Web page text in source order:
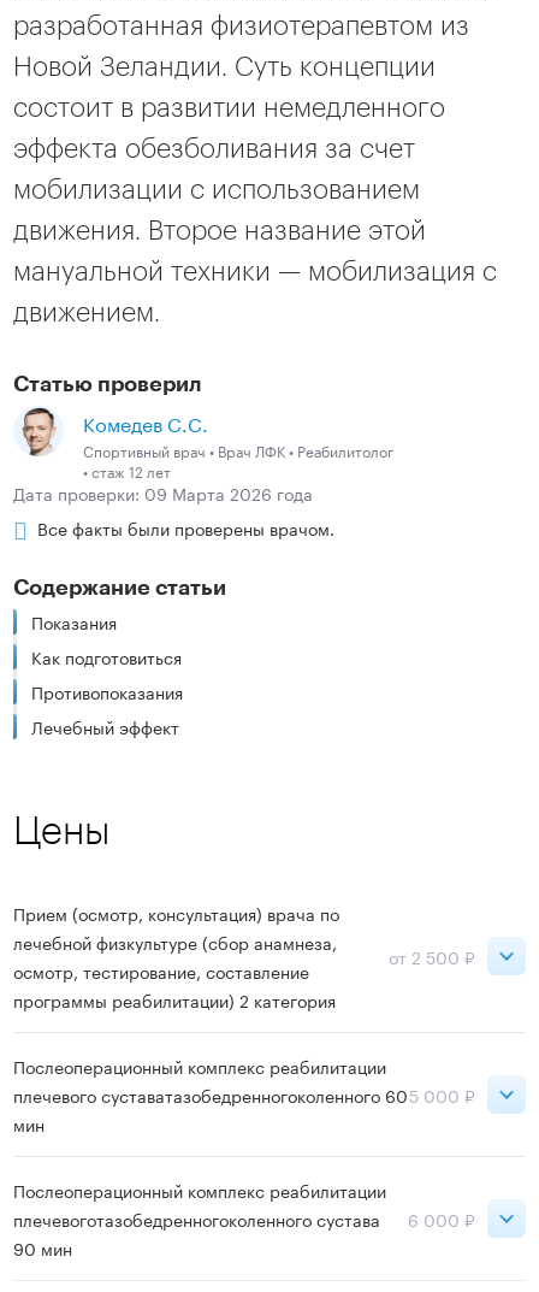
разработанная физиотерапевтом из
Новой Зеландии. Суть концепции
состоит в развитии немедленного
эффекта обезболивания за счет
мобилизации с использованием
движения. Второе название этой
мануальной техники — мобилизация с
движением.
Статью проверил
Комедев С.C.
Спортивный врач • Врач ЛФК • Реабилитолог
• стаж 12 лет
Дата проверки: 09 Марта 2026 года
Все факты были проверены врачом.
Содержание статьи
Показания
Как подготовиться
Противопоказания
Лечебный эффект
Цены
Прием (осмотр, консультация) врача по
лечебной физкультуре (сбор анамнеза,
осмотр, тестирование, составление
программы реабилитации) 2 категория
от 2 500 ₽
Петроградская
Лаборатория движения
Ладожская
2 500 ₽
Послеоперационный комплекс реабилитации
плечевого суставатазобедренногоколенного 60
мин
5 000 ₽
Петроградская
Лаборатория движения
Послеоперационный комплекс реабилитации
плечевоготазобедренногоколенного сустава
90 мин
6 000 ₽